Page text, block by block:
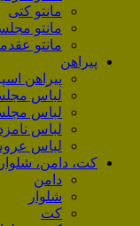
مانتو کتی
مانتو
مانتو
پیراهن
پیراهن
لباس
لباس
لباس
لباس
کت، دامن، شلوار
دامن
شلوار
کت